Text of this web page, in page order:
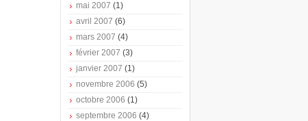
mai 2007 (1)
avril 2007 (6)
mars 2007 (4)
février 2007 (3)
janvier 2007 (1)
novembre 2006 (5)
octobre 2006 (1)
septembre 2006 (4)